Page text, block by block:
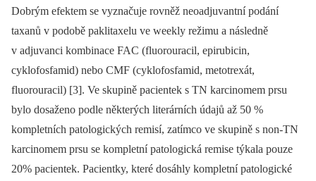
Dobrým efektem se vyznačuje rovněž neoadjuvantní podání
taxanů v podobě paklitaxelu ve weekly režimu a následně
v adjuvanci kombinace FAC (fluorouracil, epirubicin,
cyklofosfamid) nebo CMF (cyklofosfamid, metotrexát,
fluorouracil) [3]. Ve skupině pacientek s TN karcinomem prsu
bylo dosaženo podle některých literárních údajů až 50 %
kompletních patologických remisí, zatímco ve skupině s non-TN
karcinomem prsu se kompletní patologická remise týkala pouze
20% pacientek. Pacientky, které dosáhly kompletní patologické